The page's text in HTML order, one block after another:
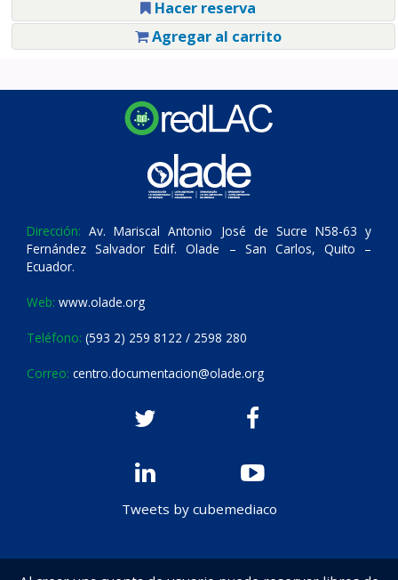
Hacer reserva
Agregar al carrito
Dirección: Av. Mariscal Antonio José de Sucre N58-63 y
Fernández Salvador Edif. Olade – San Carlos, Quito –
Ecuador.
Web: www.olade.org
Teléfono: (593 2) 259 8122 / 2598 280
Correo: centro.documentacion@olade.org
Tweets by cubemediaco